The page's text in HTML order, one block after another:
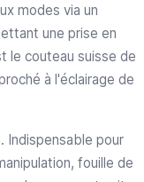
modes via un
une prise en
le couteau suisse de
à l'éclairage de
Indispensable pour
fouille de